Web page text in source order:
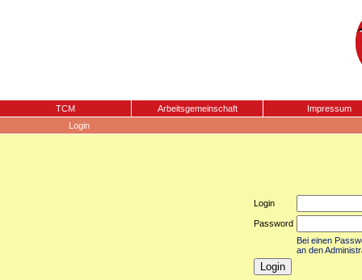
TCM Arbeitsgemeinschaft
Impressum
Login
Login
Password
Bei einen
an den